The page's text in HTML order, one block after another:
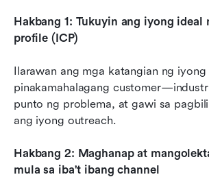
Hakbang 1: Tukuyin ang iyong ideal
profile (ICP)
Ilarawan ang mga katangian ng iyong
pinakamahalagang
punto ng problema, at gawi sa
ang iyong outreach.
Hakbang 2: Maghanap at
mula sa iba't ibang channel